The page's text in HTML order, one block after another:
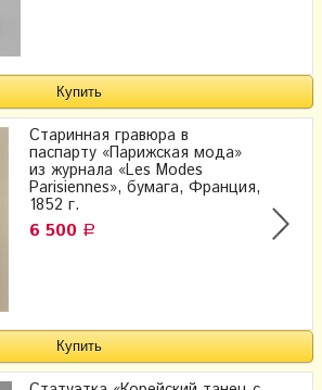
Старинная гравюра в
паспарту «Парижская мода»
из журнала «Les Modes
Parisiennes», бумага, Франция,
1852 г.
6 500 Р